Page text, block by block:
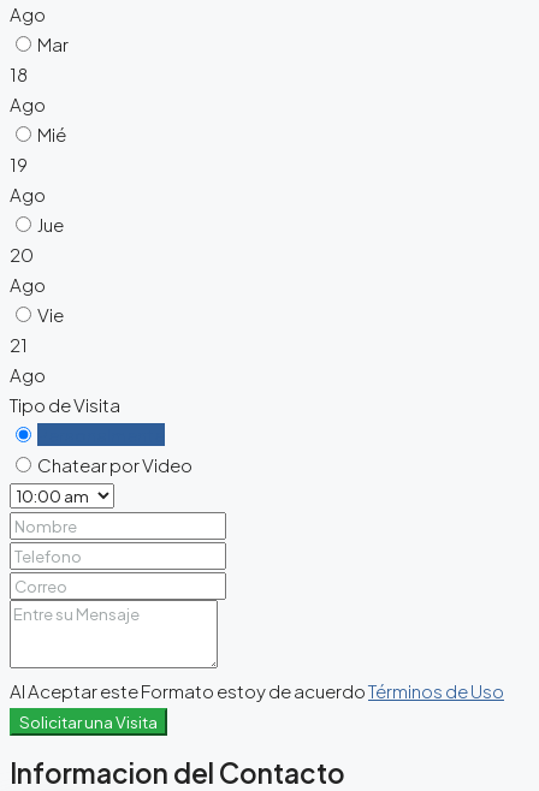
Ago
Mar
18
Ago
Mié
19
Ago
Jue
20
Ago
Vie
21
Ago
Tipo de Visita
Chatear por Video
Al Aceptar este Formato estoy de acuerdoTérminos de Uso
Solicitar una Visita
Informacion del Contacto